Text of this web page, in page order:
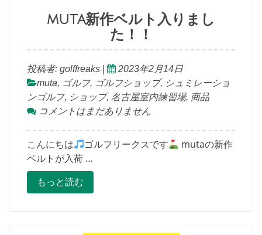
muta新作ベルト入りまし
た！！
投稿者: golffreaks
2023年2月14日
muta, ゴルフ, ゴルフショップ, シュミレーショ
ンゴルフ, ショップ, 名古屋室内練習場, 商品
コメントはまだありません
こんにちは ゴルフリークスです
mutaの新作
ベルトが入荷 …
もっと読む